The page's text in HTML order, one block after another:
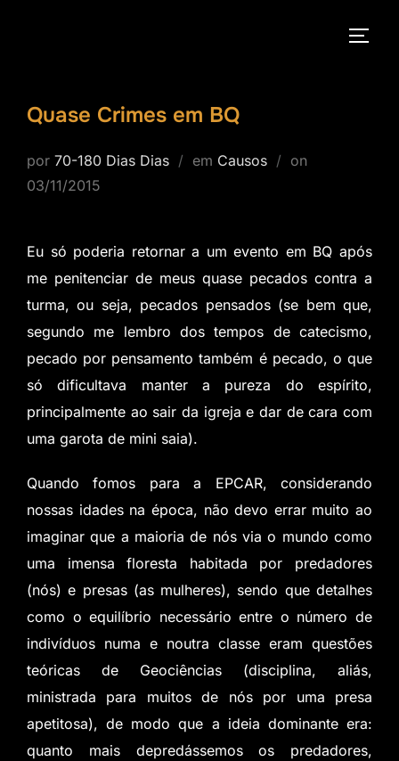
Quase Crimes em BQ
por 70-180 Dias Dias em Causos onPostado
03/11/2015
Eu só poderia retornar a um evento em BQ após
me penitenciar de meus quase pecados contra a
turma, ou seja, pecados pensados (se bem que,
segundo me lembro dos tempos de catecismo,
pecado por pensamento também é pecado, o que
só dificultava manter a pureza do espírito,
principalmente ao sair da igreja e dar de cara com
uma garota de mini saia).
Quando fomos para a EPCAR, considerando
nossas idades na época, não devo errar muito ao
imaginar que a maioria de nós via o mundo como
uma imensa floresta habitada por predadores
(nós) e presas (as mulheres), sendo que detalhes
como o equilíbrio necessário entre o número de
indivíduos numa e noutra classe eram questões
teóricas de Geociências (disciplina, aliás,
ministrada para muitos de nós por uma presa
apetitosa), de modo que a ideia dominante era:
quanto mais depredássemos os predadores,